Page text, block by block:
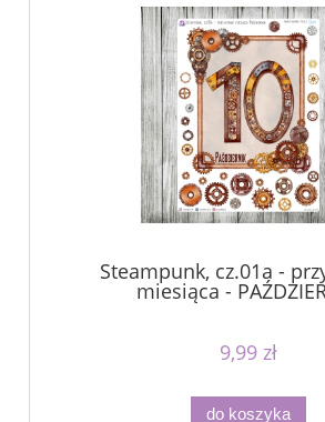
Steampunk, cz.01a -
miesiąca -
9,99 zł
do koszyka